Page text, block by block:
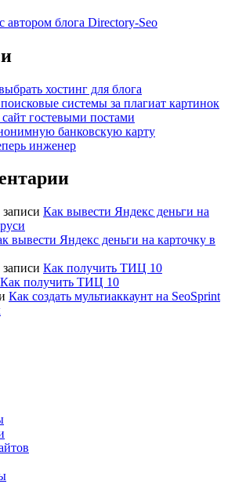
автором блога Directory-Seo
хостинг для блога
системы за плагиат картинок
гостевыми постами
банковскую карту
инженер
записи Как вывести Яндекс деньги на
вывести Яндекс деньги на карточку в
записи Как получить ТИЦ 10
Как получить ТИЦ 10
Как создать мультиаккаунт на SeoSprint